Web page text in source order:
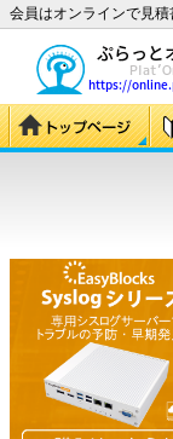
会員はオンラインで見積